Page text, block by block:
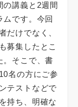
の講義と2週間
です。今回
だけでなく、
募集したとこ
。そこで、書
名の方にご参
テストなどで
持ち、明確な